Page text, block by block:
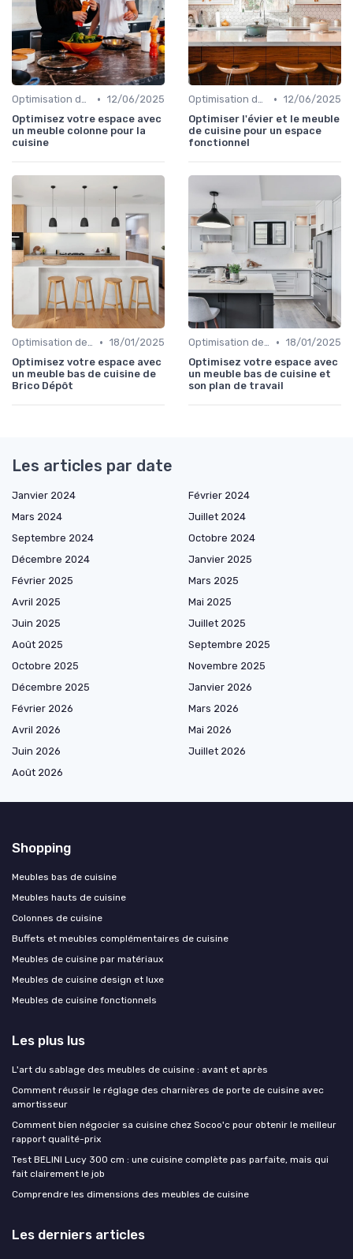
Optimisation de l'Espace • 12/06/2025
Optimisez votre espace avec
un meuble colonne pour la
cuisine
Optimisation de l'Espace • 12/06/2025
Optimiser l'évier et le meuble
de cuisine pour un espace
fonctionnel
Optimisation de l'Espace • 18/01/2025
Optimisez votre espace avec
un meuble bas de cuisine de
Brico Dépôt
Optimisation de l'Espace • 18/01/2025
Optimisez votre espace avec
un meuble bas de cuisine et
son plan de travail
Les articles par date
Janvier 2024
Février 2024
Mars 2024
Juillet 2024
Septembre 2024
Octobre 2024
Décembre 2024
Janvier 2025
Février 2025
Mars 2025
Avril 2025
Mai 2025
Juin 2025
Juillet 2025
Août 2025
Septembre 2025
Octobre 2025
Novembre 2025
Décembre 2025
Janvier 2026
Février 2026
Mars 2026
Avril 2026
Mai 2026
Juin 2026
Juillet 2026
Août 2026
Shopping
Meubles bas de cuisine
Meubles hauts de cuisine
Colonnes de cuisine
Buffets et meubles complémentaires de cuisine
Meubles de cuisine par matériaux
Meubles de cuisine design et luxe
Meubles de cuisine fonctionnels
Les plus lus
L'art du sablage des meubles de cuisine : avant et après
Comment réussir le réglage des charnières de porte de cuisine avec
amortisseur
Comment bien négocier sa cuisine chez Socoo'c pour obtenir le meilleur
rapport qualité-prix
Test BELINI Lucy 300 cm : une cuisine complète pas parfaite, mais qui
fait clairement le job
Comprendre les dimensions des meubles de cuisine
Les derniers articles